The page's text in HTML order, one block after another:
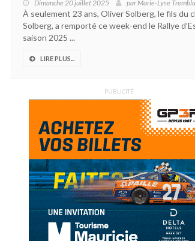
Dimanche 20 juillet 2025 parMarie-Lyse
À seulement 23 ans, Oliver Solberg, le fils du
Solberg, a remporté ce week-end le Rallye
saison 2025 ...
LIRE PLUS...
PUBLICITÉ